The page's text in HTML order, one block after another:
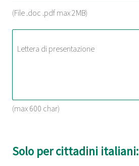
(File .doc .pdf max 2MB)
Lettera di presentazione
(max 600 char)
Solo per cittadini italiani: